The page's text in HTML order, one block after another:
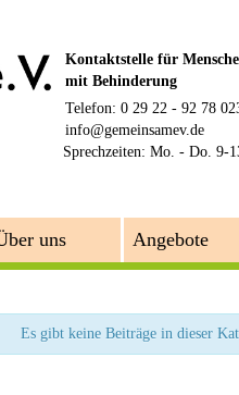
Kontaktstelle für
mit Behinderung
Telefon: 0 29 22 - 92 78
info@gemeinsamev.de
Sprechzeiten: Mo. - Do. 9-
uns Angebote
Es gibt keine Beiträge in dieser